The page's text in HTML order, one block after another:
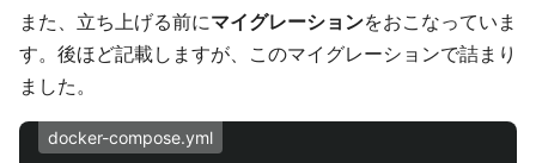
また、立ち上げる前にマイグレーションをおこなっていま
す。後ほど記載しますが、このマイグレーションで詰まり
ました。
docker-compose.yml